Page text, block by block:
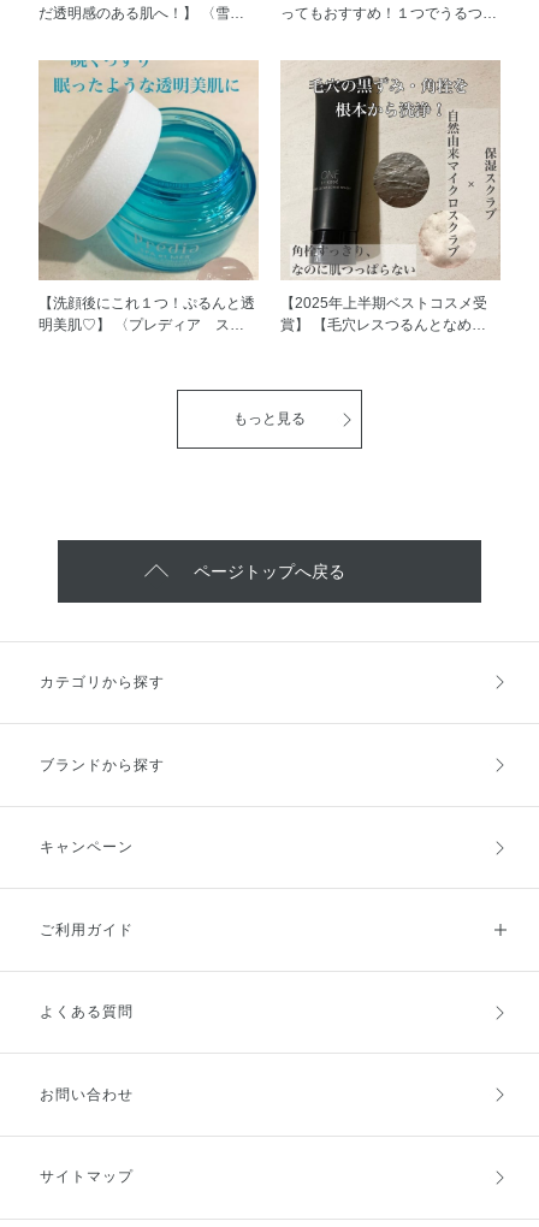
だ透明感のある肌へ！】 〈雪肌
レンジング オイル〉 一日の終わ
りにふさわしい極上の洗い上がり
を叶えるクレンジングオイルです
♡ 厳選された植物由来の上質な
オイルでコクのあるまろやかな感
触☺︎ なめらかでやさしいテクス
チャーが、毛穴やキメの奥の汚れ
を溶かしだすようにスムーズに取
り除きます！ オイルクレンジン
グならではの優れた洗浄力があり
ながら、まるでトリートメント後
のようなふっくらとすべすべの肌
に✨ 是非お試しください！
ってもおすすめ！１つでうるつや
リップバルーン〉 プランプ・ツ
ヤ・保湿・高発色・ティントの5
つの機能がこれ1本です♡ 唇の皮
むけが気になる私ですが、これ１
つで本当にうるおいのある唇が持
続します！ 少しスッとした使用
感、スルスル塗れてつけ心地も◎
スタッフでも愛用者が多いアイテ
ムです！ 是非お試しください☺︎
【洗顔後にこれ１つ！ぷるんと透
明美肌♡】 〈プレディア ス
くぷるんとしたジェルにたっぷり
びきます！ 肌が日中に受けたダ
メージを感じさせず、熟睡したよ
うな肌にみちびきます。 雪
焼けや日焼け後の火照りにも♡
いただけますので、 是非ご自身
のライフスタイルに合わせてお試
【2025年上半期ベストコスメ受
賞】 【毛穴レスつるんとなめら
毛穴より小さな自然由来マイクロ
スクラブが、毛穴まわりの古い角
＝＝＝＝＝＝＝＝＝＝＝＝＝＝
※保湿スクラブはグルコマンナ
ン・（メタクリル酸グリセリルア
ミドエチル/メタクリル酸ステア
もっと見る
ページトップへ戻る
カテゴリから探す
ブランドから探す
キャンペーン
ご利用ガイド
ご利用ガイドトップ
お支払方法
キャンセル・返品・交換
よくある質問
お問い合わせ
サイトマップ